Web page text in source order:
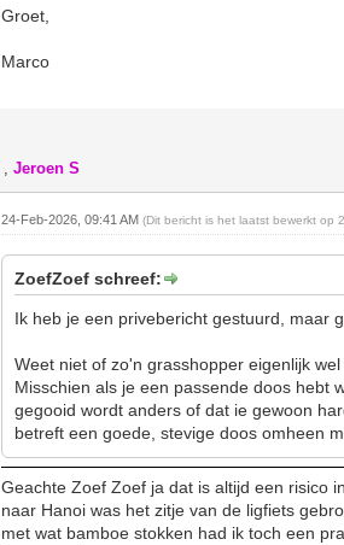
Groet,
Marco
,Jeroen S
24-Feb-2026, 09:41 AM(Dit bericht is het laatst bewerkt op
ZoefZoef schreef:
Ik heb je een privebericht gestuurd, maar
Weet niet of zo'n grasshopper eigenlijk
Misschien als je een passende doos hebt
gegooid wordt anders of dat ie gewoon
betreft een goede, stevige doos omheen
Geachte Zoef Zoef ja dat is altijd een risico
naar Hanoi was het zitje van de ligfiets
met wat bamboe stokken had ik toch een